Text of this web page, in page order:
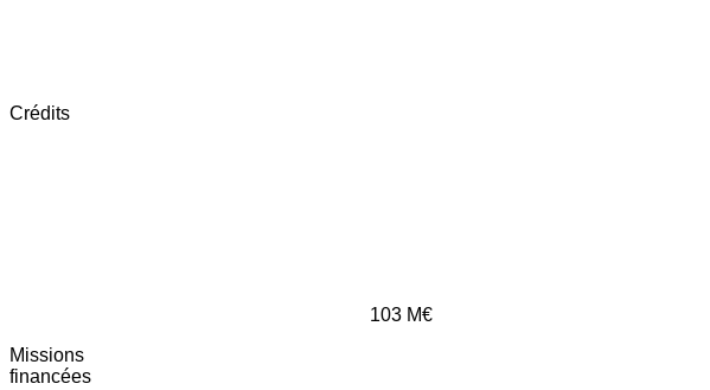
Crédits
103 M€
Missions
financées